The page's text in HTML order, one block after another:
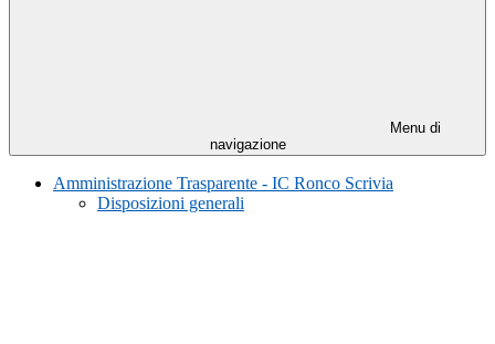
Menu di
navigazione
Amministrazione Trasparente - IC Ronco Scrivia
Disposizioni generali